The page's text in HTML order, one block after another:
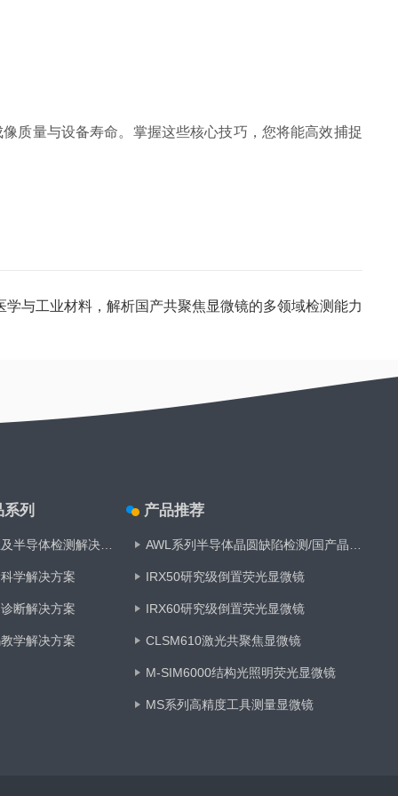
质量与设备寿命。掌握这些核心技巧，您将能高效捕捉
学与工业材料，解析国产共聚焦显微镜的多领域检测能力
列
学解决方案
断解决方案
学解决方案
产品推荐
IRX50研究级倒置荧光显微镜
IRX60研究级倒置荧光显微镜
CLSM610激光共聚焦显微镜
M-SIM6000结构光照明荧光显微镜
MS系列高精度工具测量显微镜